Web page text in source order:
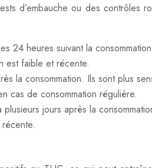
d’embauche ou des
24 heures suivant la
est faible et récente.
la consommation. Ils sont plus
cas de consommation régulière.
jours après la